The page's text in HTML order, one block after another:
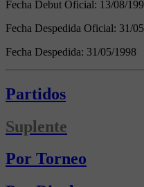
Fecha Debut Oficial: 13/08/
Fecha Despedida Oficial: 31/
Fecha Despedida: 31/05/1998
Partidos
Suplente
Por Torneo